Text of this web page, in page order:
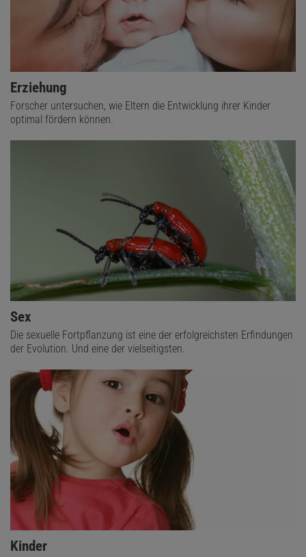
Erziehung
Forscher untersuchen, wie Eltern die Entwicklung ihrer Kinder
optimal fördern können.
Sex
Die sexuelle Fortpflanzung ist eine der erfolgreichsten Erfindungen
der Evolution. Und eine der vielseitigsten.
Kinder